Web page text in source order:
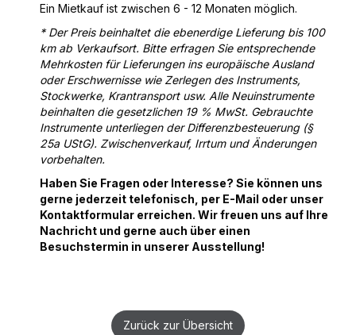
Ein Mietkauf ist zwischen 6 - 12 Monaten möglich.
* Der Preis beinhaltet die ebenerdige Lieferung bis 100
km ab Verkaufsort. Bitte erfragen Sie entsprechende
Mehrkosten für Lieferungen ins europäische Ausland
oder Erschwernisse wie Zerlegen des Instruments,
Stockwerke, Krantransport usw. Alle Neuinstrumente
beinhalten die gesetzlichen 19 % MwSt. Gebrauchte
Instrumente unterliegen der Differenzbesteuerung (§
25a UStG). Zwischenverkauf, Irrtum und Änderungen
vorbehalten.
Haben Sie Fragen oder Interesse? Sie können uns
gerne jederzeit telefonisch, per E-Mail oder unser
Kontaktformular erreichen. Wir freuen uns auf Ihre
Nachricht und gerne auch über einen
Besuchstermin in unserer Ausstellung!
Zurück zur Übersicht